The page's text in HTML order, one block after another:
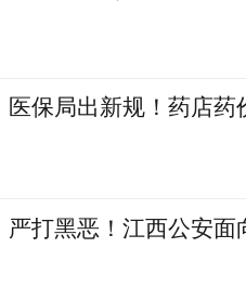
医保局出新规！药店药
严打黑恶！江西公安